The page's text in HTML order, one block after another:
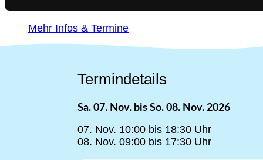
Mehr Infos & Termine
Special Beziehungen
Bessere Beziehungen in Liebe, Partnerschaft, Familie,
Termindetails
Sa. 07. Nov. bis So. 08. Nov. 2026
07. Nov. 10:00 bis 18:30 Uhr
08. Nov. 09:00 bis 17:30 Uhr